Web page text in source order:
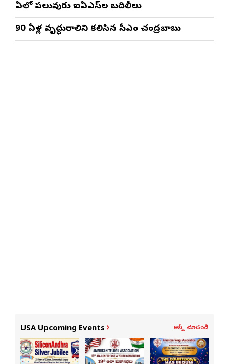
ఏపీలో పలువురు ఐఏఎస్‌ల బదిలీలు
90 ఏళ్ల వృద్ధురాలిని కలిసిన సీఎం చంద్రబాబు
USA Upcoming Events అన్నీ చూడండి